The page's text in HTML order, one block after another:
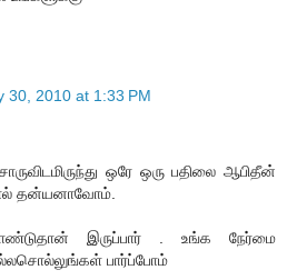
30, 2010 at 1:33 PM
ஒரே ஒரு பதிலை ஆபிதீன்
தன்யனாவோம்.
இருப்பார் . உங்க நேர்மை
பார்ப்போம்